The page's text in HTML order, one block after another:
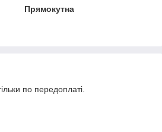
Прямокутна
по передоплаті.